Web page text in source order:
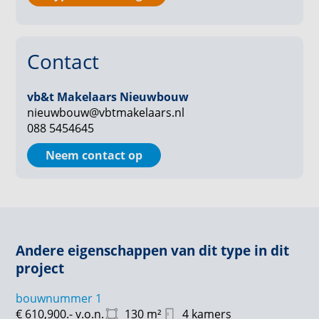
Van startersappartementen tot royaal penthouse:
de mogelijkheden!
3-kamerappartement Type C
Appartementen: 10-17-1925
Parkeren op privéparkeerplaats
Contact
vb&t Makelaars Nieuwbouw
nieuwbouw@vbtmakelaars.nl
088 5454645
Neem contact op
Andere eigenschappen van dit type in dit
project
bouwnummer 1
130 m² 4 kamers
€ 610,900.-v.o.n.